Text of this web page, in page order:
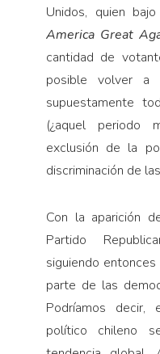
Unidos, quien
America Great
cantidad de
posible volver a
supuestamente
(¿aquel periodo
exclusión de la
discriminación de
Con la aparición
Partido
siguiendo
parte de las
Podríamos decir,
político chileno